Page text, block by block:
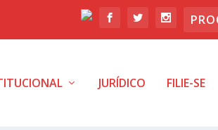
JURÍDICO FILIE-SE